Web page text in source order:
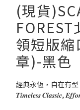
(現貨
領短版
章)-黑色
經典永恆，自在有型
𝑻𝒊𝒎𝒆𝒍𝒆𝒔𝒔 𝑪𝒍𝒂𝒔𝒔𝒊𝒄,